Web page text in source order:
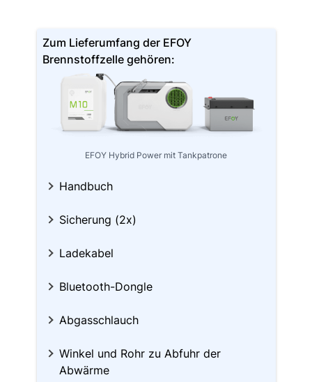
Zum Lieferumfang der EFOY
Brennstoffzelle gehören:
EFOY Hybrid Power mit Tankpatrone
Handbuch
Sicherung (2x)
Ladekabel
Bluetooth-Dongle
Abgasschlauch
Winkel und Rohr zu Abfuhr der
Abwärme